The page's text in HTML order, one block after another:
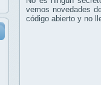
vemos novedades
código abierto y no